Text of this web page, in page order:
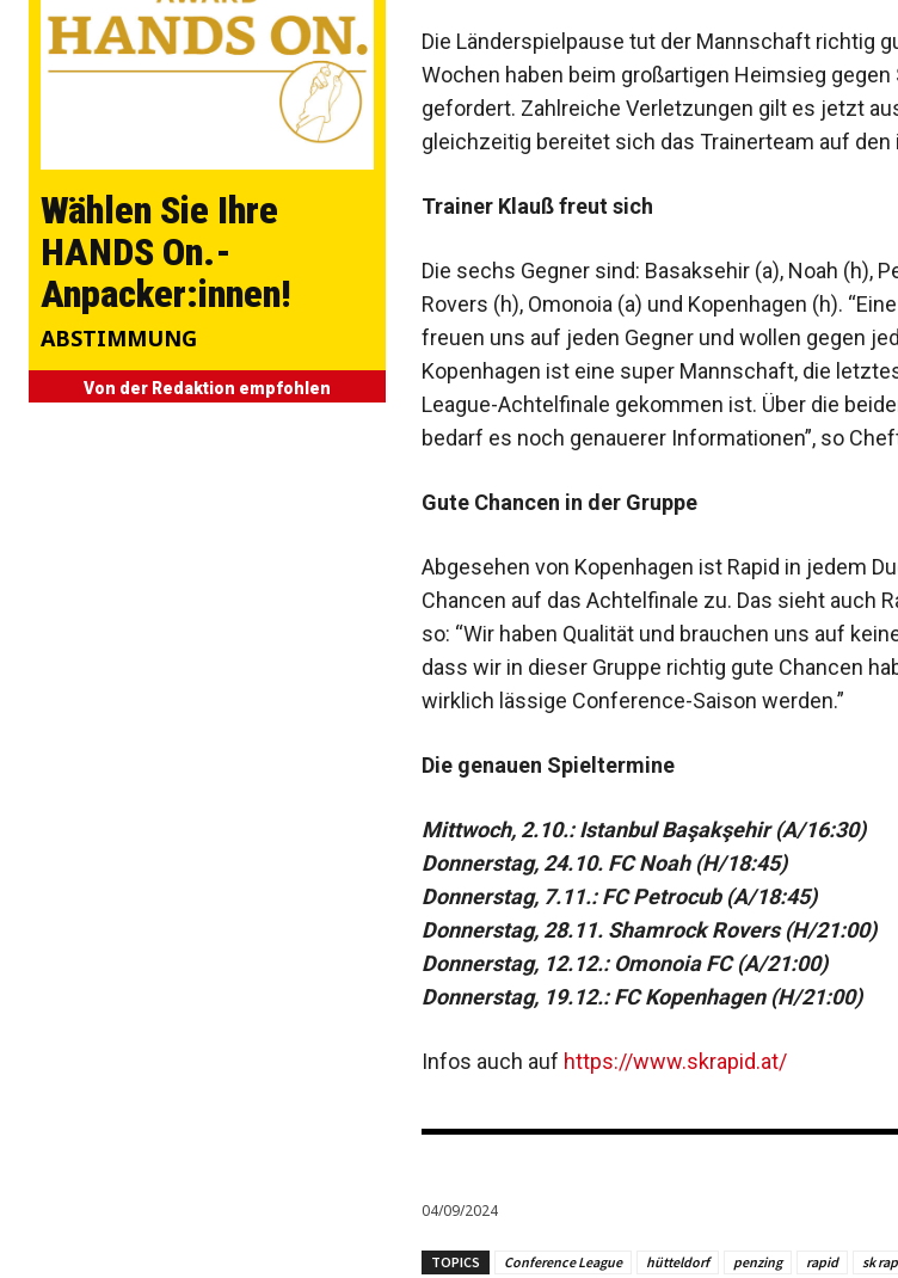
Wählen Sie Ihre
HANDS On.-
Anpacker:innen!
ABSTIMMUNG
Von der Redaktion empfohlen
Die Länderspielpause tut der Mannschaft richtig
Wochen haben beim großartigen Heimsieg gegen
gefordert. Zahlreiche Verletzungen gilt es jetzt
gleichzeitig bereitet sich das Trainerteam auf den
Trainer Klauß freut sich
Die sechs Gegner sind: Basaksehir (a), Noah (h),
Rovers (h), Omonoia (a) und Kopenhagen (h).
freuen uns auf jeden Gegner und wollen gegen
Kopenhagen ist eine super Mannschaft, die
League-Achtelfinale gekommen ist. Über die
bedarf es noch genauerer Informationen”, so
Gute Chancen in der Gruppe
Abgesehen von Kopenhagen ist Rapid in jedem
Chancen auf das Achtelfinale zu. Das sieht auch
so: “Wir haben Qualität und brauchen uns auf
dass wir in dieser Gruppe richtig gute Chancen
wirklich lässige Conference-Saison werden.”
Die genauen Spieltermine
Mittwoch, 2.10.: Istanbul Başakşehir (A/16:30)
Donnerstag, 24.10. FC Noah (H/18:45)
Donnerstag, 7.11.: FC Petrocub (A/18:45)
Donnerstag, 28.11. Shamrock Rovers (H/21:00)
Donnerstag, 12.12.: Omonoia FC (A/21:00)
Donnerstag, 19.12.: FC Kopenhagen (H/21:00)
Infos auch auf https://www.skrapid.at/
04/09/2024
TOPICS Conference League hütteldorf penzing rapid sk